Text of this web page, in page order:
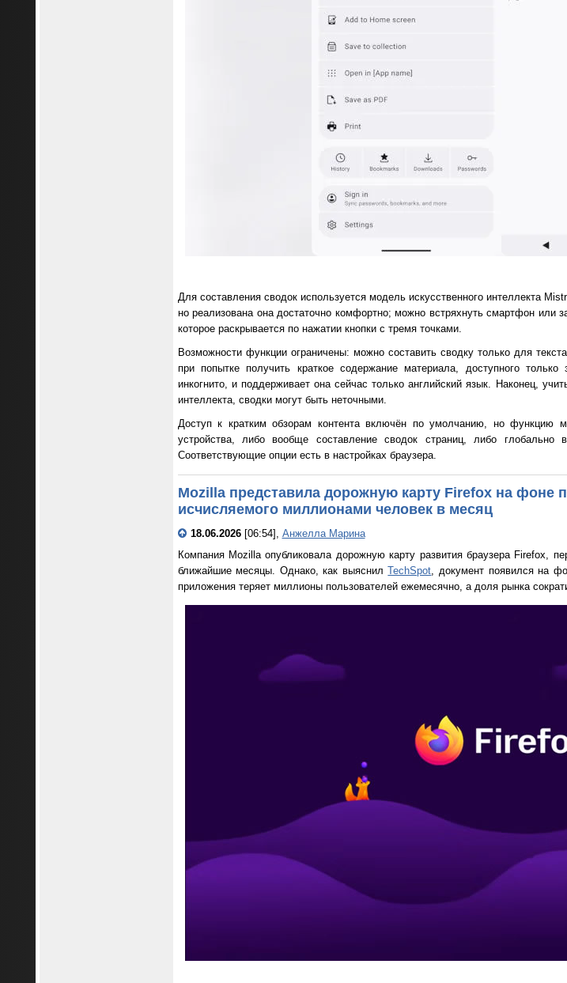
Для составления сводок используется модель искусственного интеллекта
но реализована она достаточно комфортно; можно встряхнуть смартфон или
которое раскрывается по нажатии кнопки с тремя точками.
Возможности функции ограничены: можно составить сводку только для
при попытке получить краткое содержание материала, доступного
инкогнито, и поддерживает она сейчас только английский язык. Наконец,
интеллекта, сводки могут быть неточными.
Доступ к кратким обзорам контента включён по умолчанию, но функцию
устройства, либо вообще составление сводок страниц, либо глобально
Соответствующие опции есть в настройках браузера.
Mozilla представила дорожную карту Firefox на фоне
исчисляемого миллионами человек в месяц
18.06.2026[06:54], Анжелла Марина
Компания Mozilla опубликовала дорожную карту развития браузера Firefox,
ближайшие месяцы. Однако, как выяснилTechSpot , документ появился на
приложения теряет миллионы пользователей ежемесячно, а доля рынка